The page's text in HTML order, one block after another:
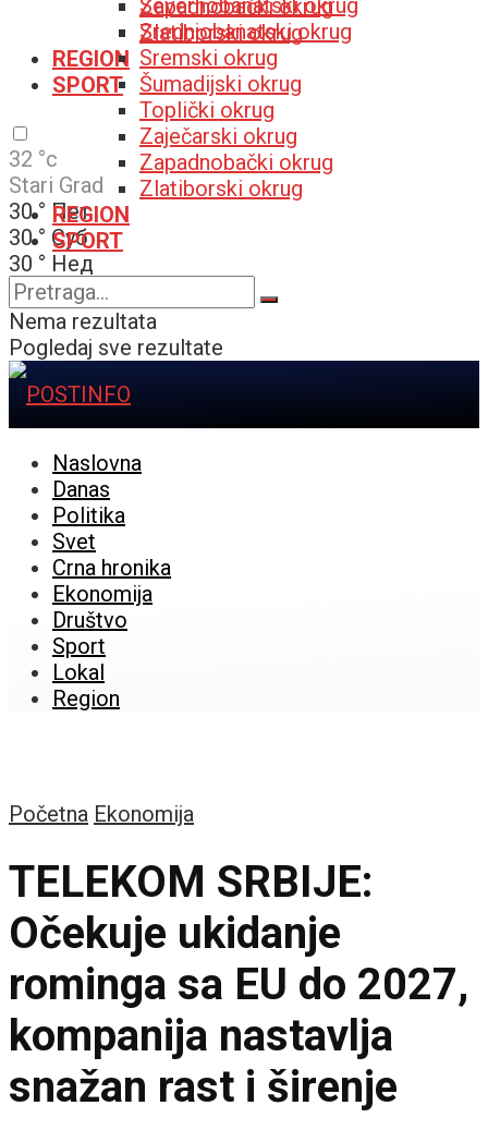
Zapadnobački okrug
Zlatiborski okrug
REGION
SPORT
32 °c
Stari Grad
30 ° Пет
30 ° Суб
30 ° Нед
32 ° Пон
Severnobanatski okrug
Srednjobanatski okrug
Sremski okrug
Šumadijski okrug
Toplički okrug
Zaječarski okrug
Zapadnobački okrug
Zlatiborski okrug
REGION
SPORT
Nema rezultata
Pogledaj sve rezultate
Naslovna
Danas
Politika
Svet
Crna hronika
Ekonomija
Društvo
Sport
Lokal
Region
Početna Ekonomija
TELEKOM SRBIJE:
Očekuje ukidanje
rominga sa EU do 2027,
kompanija nastavlja
snažan rast i širenje